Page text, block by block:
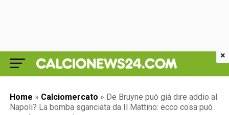
Home » Calciomercato » De Bruyne può già dire addio al
Napoli? La bomba sganciata da Il Mattino: ecco cosa può
×